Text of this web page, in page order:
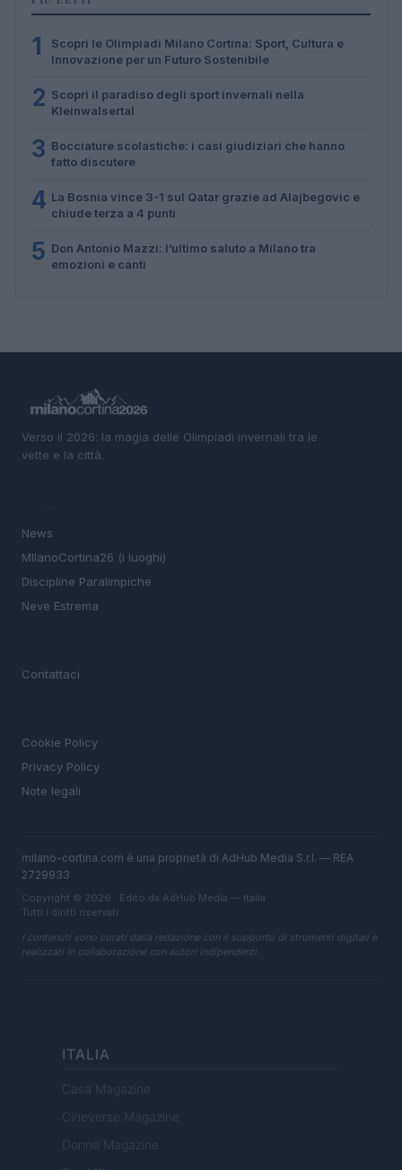
1
Scopri le Olimpiadi Milano Cortina: Sport, Cultura e
Innovazione per un Futuro Sostenibile
2 Scopri il paradiso degli sport invernali nella
Kleinwalsertal
3 Bocciature scolastiche: i casi giudiziari che hanno
fatto discutere
4 La Bosnia vince 3-1 sul Qatar grazie ad Alajbegovic e
chiude terza a 4 punti
5 Don Antonio Mazzi: l’ultimo saluto a Milano tra
emozioni e canti
Verso il 2026: la magia delle Olimpiadi invernali tra le
vette e la città.
News
MIlanoCortina26 (i luoghi)
Discipline Paralimpiche
Neve Estrema
Contattaci
Cookie Policy
Privacy Policy
Note legali
milano-cortina.com è una proprietà di AdHub Media S.r.l. — REA
2729933
Copyright © 2026 · Edito da AdHub Media — Italia
Tutti i diritti riservati
I contenuti sono curati dalla redazione con il supporto di strumenti digitali e
realizzati in collaborazione con autori indipendenti.
ITALIA
Casa Magazine
Cineverse Magazine
Donne Magazine